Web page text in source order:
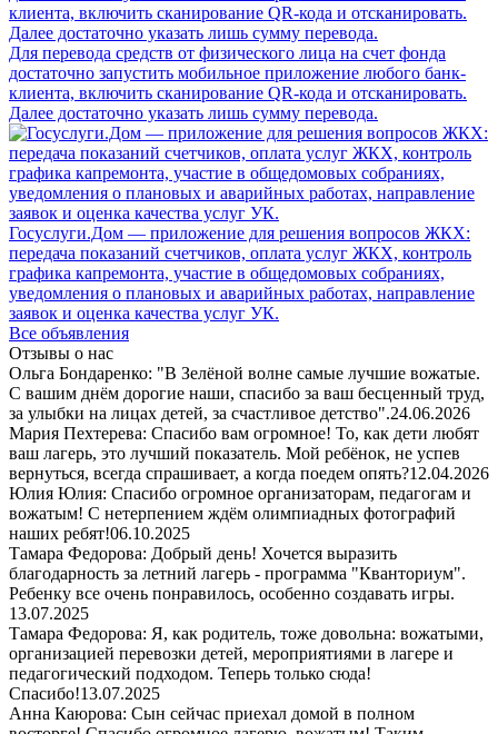
Для перевода средств от физического лица на счет фонда
достаточно запустить мобильное приложение любого банк-
клиента, включить сканирование QR-кода и отсканировать.
Далее достаточно указать лишь сумму перевода.
Госуслуги.Дом — приложение для решения вопросов ЖКХ:
передача показаний счетчиков, оплата услуг ЖКХ, контроль
графика капремонта, участие в общедомовых собраниях,
уведомления о плановых и аварийных работах, направление
заявок и оценка качества услуг УК.
Все объявления
Отзывы о нас
Ольга Бондаренко: "В Зелёной волне самые лучшие вожатые.
С вашим днём дорогие наши, спасибо за ваш бесценный труд,
за улыбки на лицах детей, за счастливое детство".24.06.2026
Мария Пехтерева: Спасибо вам огромное! То, как дети любят
ваш лагерь, это лучший показатель. Мой ребёнок, не успев
вернуться, всегда спрашивает, а когда поедем опять?12.04.2026
Юлия Юлия: Спасибо огромное организаторам, педагогам и
вожатым! С нетерпением ждём олимпиадных фотографий
наших ребят!06.10.2025
Тамара Федорова: Добрый день! Хочется выразить
благодарность за летний лагерь - программа "Кванториум".
Ребенку все очень понравилось, особенно создавать игры.
13.07.2025
Тамара Федорова: Я, как родитель, тоже довольна: вожатыми,
организацией перевозки детей, мероприятиями в лагере и
педагогический подходом. Теперь только сюда!
Спасибо!13.07.2025
Анна Каюрова: Сын сейчас приехал домой в полном